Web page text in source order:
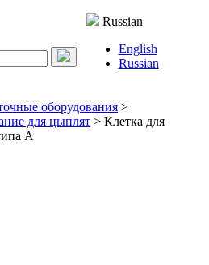
Russian
English
Russian
оборудования >
для цыплят > Клетка для
А